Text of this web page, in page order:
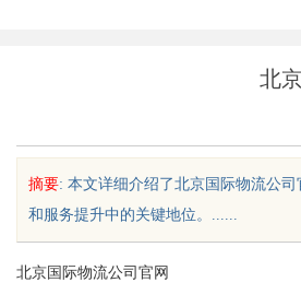
北
摘要: 本文详细介绍了北京国际物流公
和服务提升中的关键地位。......
北京国际物流公司官网
业安全中